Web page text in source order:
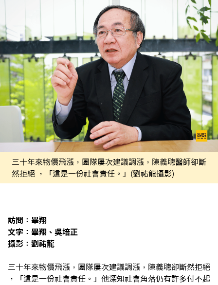
三十年來物價飛漲，團隊屢次建議調漲，陳義聰醫師卻斷
然拒絕 ，「這是一份社會責任。」(劉祐龍攝影)
訪問：畢翔
文字：畢翔、吳培正
攝影：劉祐龍
三十年來物價飛漲，團隊屢次建議調漲，陳義聰卻斷然拒絕
，「這是一份社會責任。」他深知社會角落仍有許多付不起